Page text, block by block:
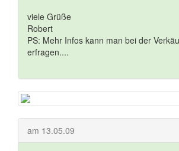
viele Grüße
Robert
PS: Mehr Infos kann man bei der
erfragen....
am 13.05.09